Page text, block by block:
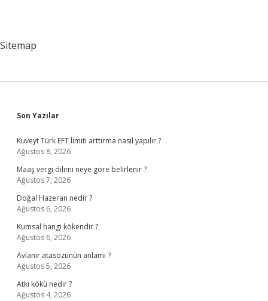
Sitemap
Sidebar
Son Yazılar
Kuveyt Türk EFT limiti arttırma nasıl yapılır ?
Ağustos 8, 2026
Maaş vergi dilimi neye göre belirlenir ?
Ağustos 7, 2026
Doğal Hazeran nedir ?
Ağustos 6, 2026
Kumsal hangi kökendir ?
Ağustos 6, 2026
Avlanır atasözünün anlamı ?
Ağustos 5, 2026
Atkı kökü nedir ?
Ağustos 4, 2026